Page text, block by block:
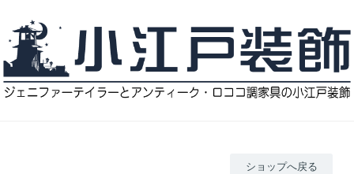
ショップへ戻る